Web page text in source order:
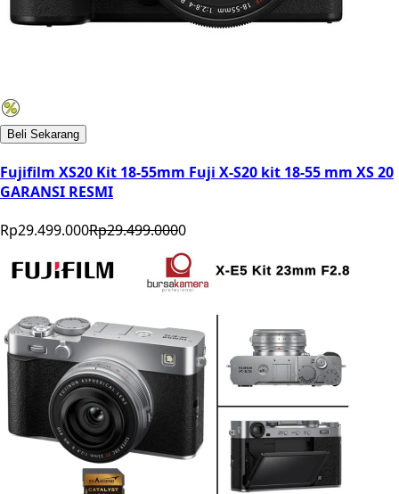
Beli Sekarang
Fujifilm XS20 Kit 18-55mm Fuji X-S20 kit 18-55 mm XS 20
GARANSI RESMI
Rp29.499.000Rp29.499.0000